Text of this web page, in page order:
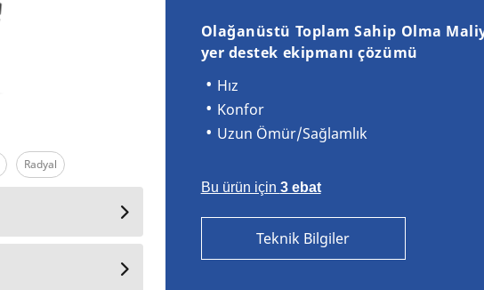
Radyal
Olağanüstü Toplam Sahip Olma
yer destek ekipmanı çözümü
Hız
Konfor
Uzun Ömür/Sağlamlık
Bu ürün için 3 ebat
Teknik Bilgiler